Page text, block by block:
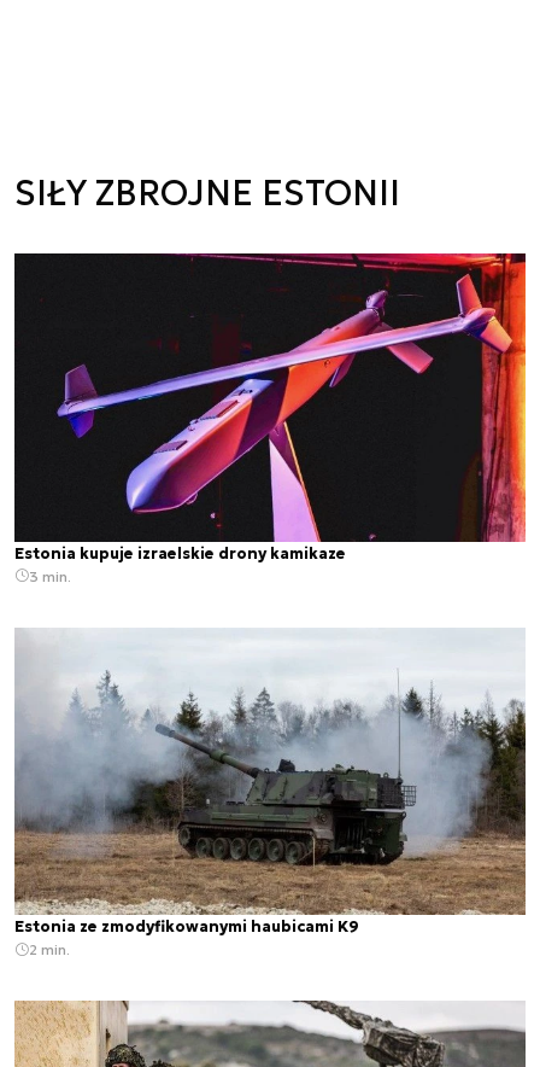
SIŁY ZBROJNE ESTONII
Estonia kupuje izraelskie drony kamikaze
3 min.
Estonia ze zmodyfikowanymi haubicami K9
2 min.